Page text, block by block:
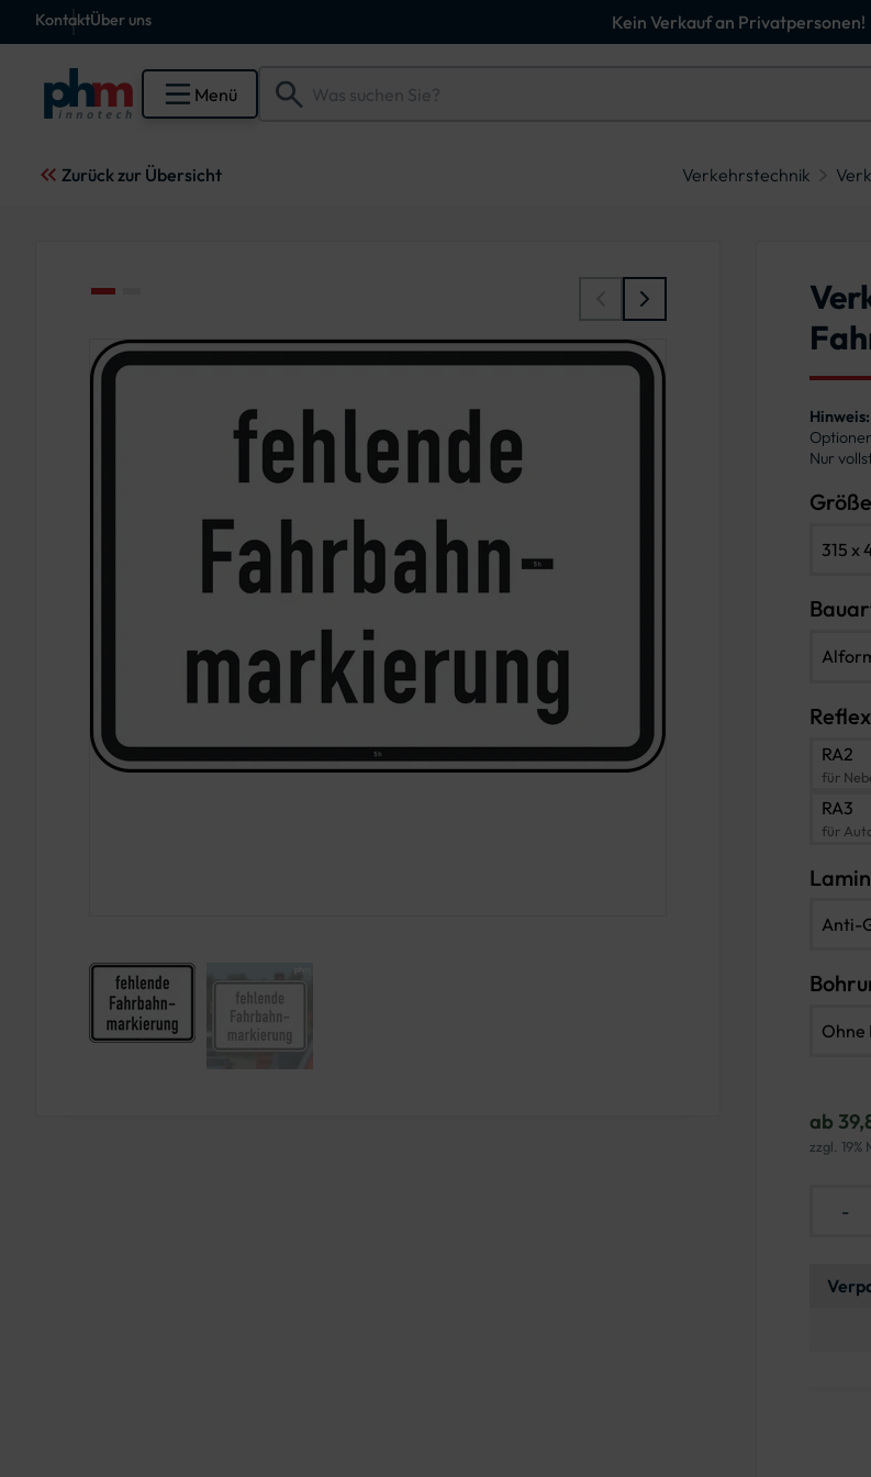
KontaktÜber uns Kein Verkauf an Privatpersonen!
Menü
Zurück zur Übersicht Verkehrstechnik
Hinweis:
Nur
Größe
315 x
RA2
für
RA3
für
Anti-
Ohne
ab
zzgl. 19%
-